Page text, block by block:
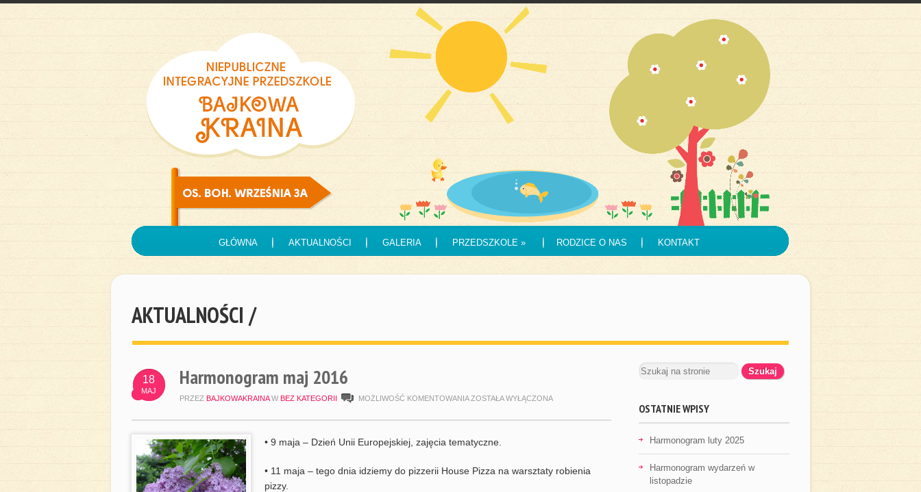
GŁÓWNA AKTUALNOŚCI GALERIA PRZEDSZKOLE» RODZICE O NAS KONTAKT
AKTUALNOŚCI /
18
MAJ
Harmonogram maj 2016
PRZEZ BAJKOWAKRAINA W BEZ KATEGORII MOŻLIWOŚĆ KOMENTOWANIA HARMONOGRAM
ZOSTAŁA WYŁĄCZONA
• 9 maja – Dzień Unii Europejskiej, zajęcia tematyczne.
• 11 maja – tego dnia idziemy do pizzerii House Pizza na warsztaty robienia
pizzy.
OSTATNIE WPISY
Harmonogram luty 2025
Harmonogram wydarzeń w
listopadzie